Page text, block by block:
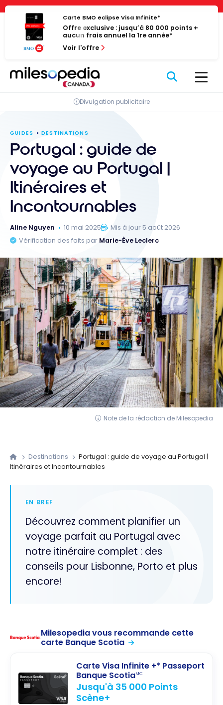
Panneau de gestion des cookies
Passer
contenu
Carte BMO eclipse Visa Infinite*
Offre exclusive : jusqu’à 80 000 points +
aucun frais annuel la 1re année*
Voir l'offre
Divulgation publicitaire
GUIDES DESTINATIONS
Portugal : guide de
voyage au Portugal |
Itinéraires et
Incontournables
Aline Nguyen 10 mai 2025
Mis à jour 5 août 2026
Vérification des faits par Marie-Ève Leclerc
Note de la rédaction de Milesopedia
Destinations
Portugal : guide de voyage au Portugal |
Itinéraires et Incontournables
EN BREF
Découvrez comment planifier un
voyage parfait au Portugal avec
notre itinéraire complet : des
conseils pour Lisbonne, Porto et plus
encore!
Milesopedia vous recommande cette
carte Banque Scotia
Carte Visa Infinite +* Passeport
Banque ScotiaMC
Jusqu'à 35 000 Points
Scène+